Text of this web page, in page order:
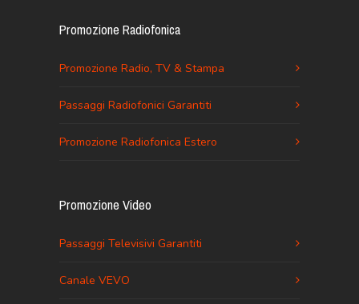
Promozione Radiofonica
Promozione Radio, TV & Stampa
Passaggi Radiofonici Garantiti
Promozione Radiofonica Estero
Promozione Video
Passaggi Televisivi Garantiti
Canale VEVO